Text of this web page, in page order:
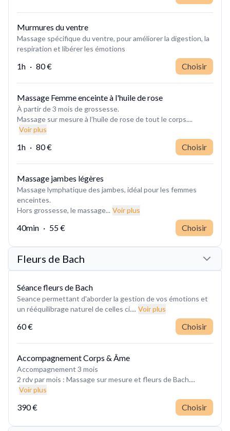
Murmures du ventre
Massage spécifique du ventre, pour améliorer la digestion, la
respiration et libérer les émotions
1h · 80 € Choisir
Massage Femme enceinte à l'huile de rose
À partir de 3 mois de grossesse.
Massage sur mesure à l’huile de rose de tout le corps....
Voir plus
1h · 80 € Choisir
Massage jambes légères
Massage lymphatique des jambes, idéal pour les femmes
enceintes.
Hors grossesse, le massage... Voir plus
40min · 55 € Choisir
Fleurs de Bach
Séance fleurs de Bach
Seance permettant d'aborder la gestion de vos émotions et
un rééquilibrage naturel de celles ci.... Voir plus
60 € Choisir
Accompagnement Corps & Âme
Accompagnement 3 mois
2 rdv par mois : Massage sur mesure et fleurs de Bach....
Voir plus
390 € Choisir